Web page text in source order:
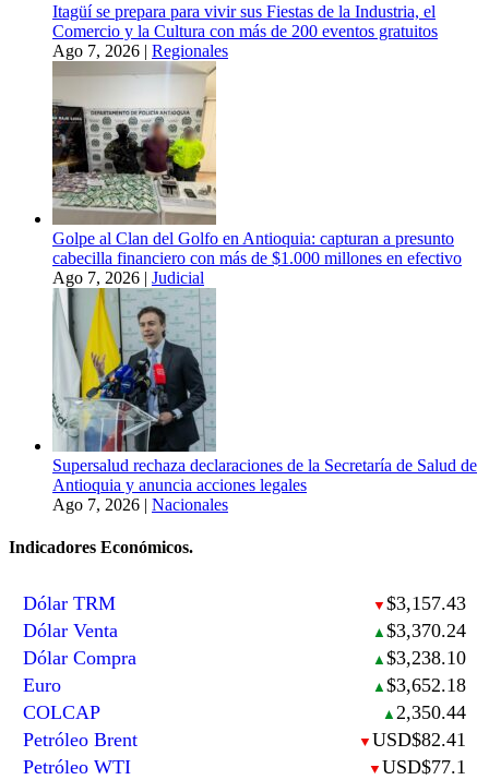
Itagüí se prepara para vivir sus Fiestas de la Industria, el
Comercio y la Cultura con más de 200 eventos gratuitos
Ago 7, 2026 | Regionales
Golpe al Clan del Golfo en Antioquia: capturan a presunto
cabecilla financiero con más de $1.000 millones en efectivo
Ago 7, 2026 | Judicial
Supersalud rechaza declaraciones de la Secretaría de Salud de
Antioquia y anuncia acciones legales
Ago 7, 2026 | Nacionales
Indicadores Económicos.
Dólar TRM ▼ $3,157.43
Dólar Venta
▲ $3,370.24
Dólar Compra
▲ $3,238.10
Euro
▲ $3,652.18
COLCAP
▲ 2,350.44
Petróleo Brent
▼ USD$82.41
Petróleo WTI
▼ USD$77.1